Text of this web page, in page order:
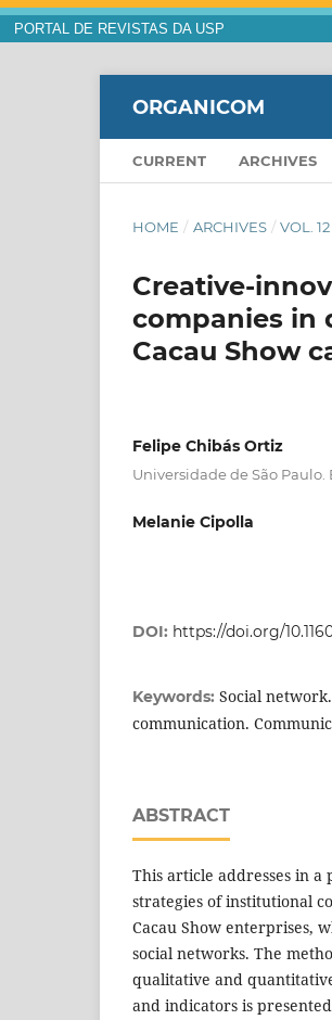
PORTAL DE REVISTAS DA USP
ORGANICOM
CURRENT ARCHIVES
HOME / ARCHIVES / VOL.
Creative-
companies in
Cacau Show
Felipe Chibás Ortiz
Universidade de São Paulo.
Melanie Cipolla
DOI: https://doi.org/
Keywords: Social
communication.
ABSTRACT
This article addresses in
strategies of institutional
Cacau Show enterprises,
social networks. The
qualitative and
and indicators is